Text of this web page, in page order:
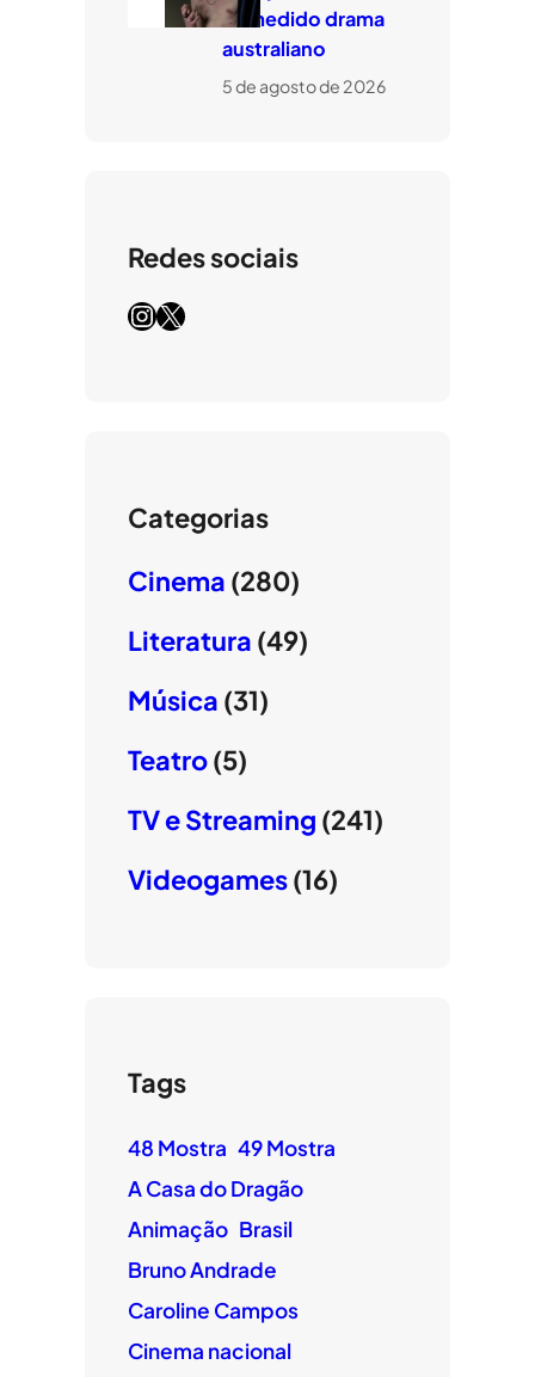
comedido drama
australiano
5 de agosto de 2026
Redes sociais
InstagramX
Categorias
Cinema (280)
Literatura (49)
Música (31)
Teatro(5)
TV e Streaming (241)
Videogames(16)
Tags
48 Mostra 49 Mostra
A Casa do Dragão
Animação Brasil
Bruno Andrade
Caroline Campos
Cinema nacional